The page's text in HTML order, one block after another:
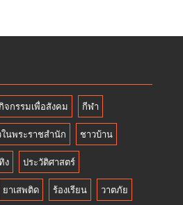
กิจกรรมเพื่อสังคม กีฬา
นพระราชสำนัก ชาวบ้าน
ง ประวัติศาสตร์
ยาเสพติด ร้องเรียน วาตภัย